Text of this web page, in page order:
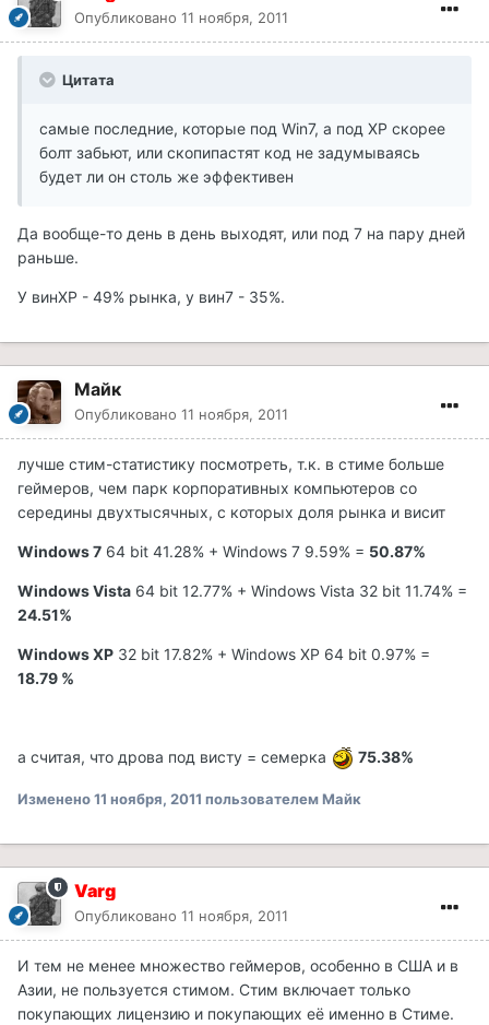
Опубликовано 11 ноября, 2011
Цитата
самые последние, которые под Win7, а под XP скорее
болт забьют, или скопипастят код не задумываясь
будет ли он столь же эффективен
Да вообще-то день в день выходят, или под 7 на пару дней
раньше.
У винХР - 49% рынка, у вин7 - 35%.
Майк
Опубликовано 11 ноября, 2011
лучше стим-статистику посмотреть, т.к. в стиме больше
геймеров, чем парк корпоративных компьютеров со
середины двухтысячных, с которых доля рынка и висит
Windows 7 64 bit 41.28% + Windows 7 9.59% = 50.87%
Windows Vista 64 bit 12.77% + Windows Vista 32 bit 11.74% =
24.51%
Windows XP 32 bit 17.82% + Windows XP 64 bit 0.97% =
18.79 %
а считая, что дрова под висту = семерка 75.38%
Изменено11 ноября, 2011 пользователем Майк
Varg
Опубликовано 11 ноября, 2011
И тем не менее множество геймеров, особенно в США и в
Азии, не пользуется стимом. Стим включает только
покупающих лицензию и покупающих её именно в Стиме.